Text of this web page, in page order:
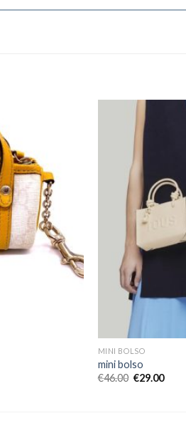
MINI BOLSO
mini bolso
€46.00 €29.00